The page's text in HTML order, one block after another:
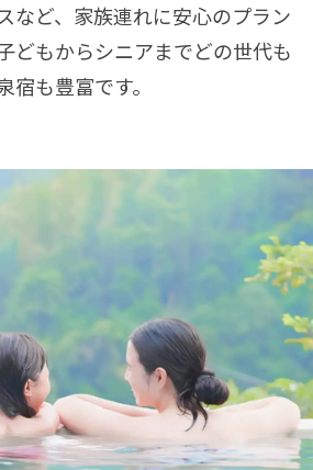
など、家族連れに安心のプラン
どもからシニアまでどの世代も
も豊富です。